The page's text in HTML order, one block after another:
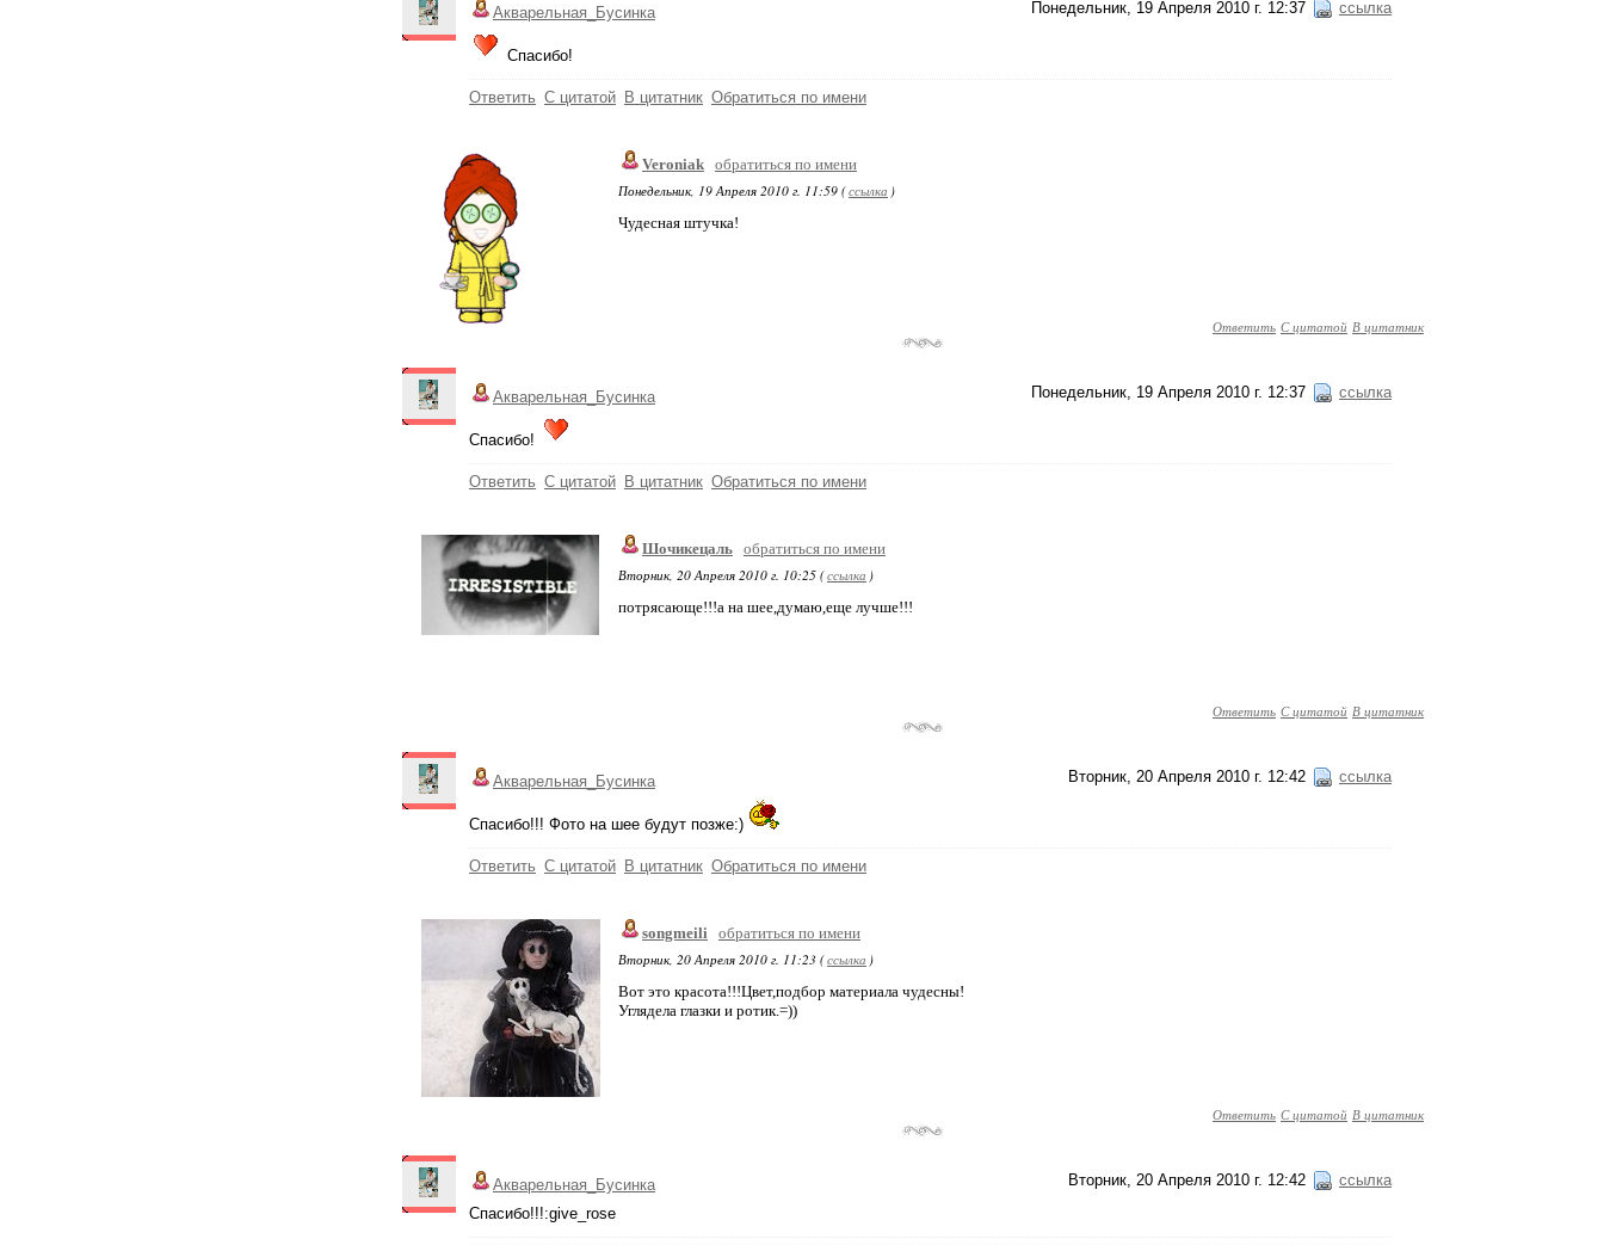
Понедельник, 19 Апреля 2010 г. 12:37 ссылка
Акварельная_Бусинка
Спасибо!
Ответить С цитатой В цитатник Обратиться по имени
Veroniak обратиться по имени
Понедельник, 19 Апреля 2010 г. 11:59 (ссылка )
Чудесная штучка!
Ответить С цитатой В цитатник
Понедельник, 19 Апреля 2010 г. 12:37 ссылка
Акварельная_Бусинка
Спасибо!
Ответить С цитатой В цитатник Обратиться по имени
Шочикецаль обратиться по имени
Вторник, 20 Апреля 2010 г. 10:25 (ссылка )
потрясающе!!!а на шее,думаю,еще лучше!!!
Ответить С цитатой В цитатник
Вторник, 20 Апреля 2010 г. 12:42 ссылка
Акварельная_Бусинка
Спасибо!!! Фото на шее будут позже:)
Ответить С цитатой В цитатник Обратиться по имени
songmeili обратиться по имени
Вторник, 20 Апреля 2010 г. 11:23 (ссылка )
Вот это красота!!!Цвет,подбор материала чудесны!
Углядела глазки и ротик.=))
Ответить С цитатой В цитатник
Вторник, 20 Апреля 2010 г. 12:42 ссылка
Акварельная_Бусинка
Спасибо!!!:give_rose